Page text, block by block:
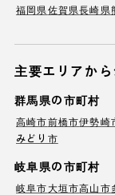
福岡県佐賀県長崎県
主要エリアか
群馬県の市町村
高崎市前橋市伊勢崎
みどり市
岐阜県の市町村
岐阜市大垣市高山市